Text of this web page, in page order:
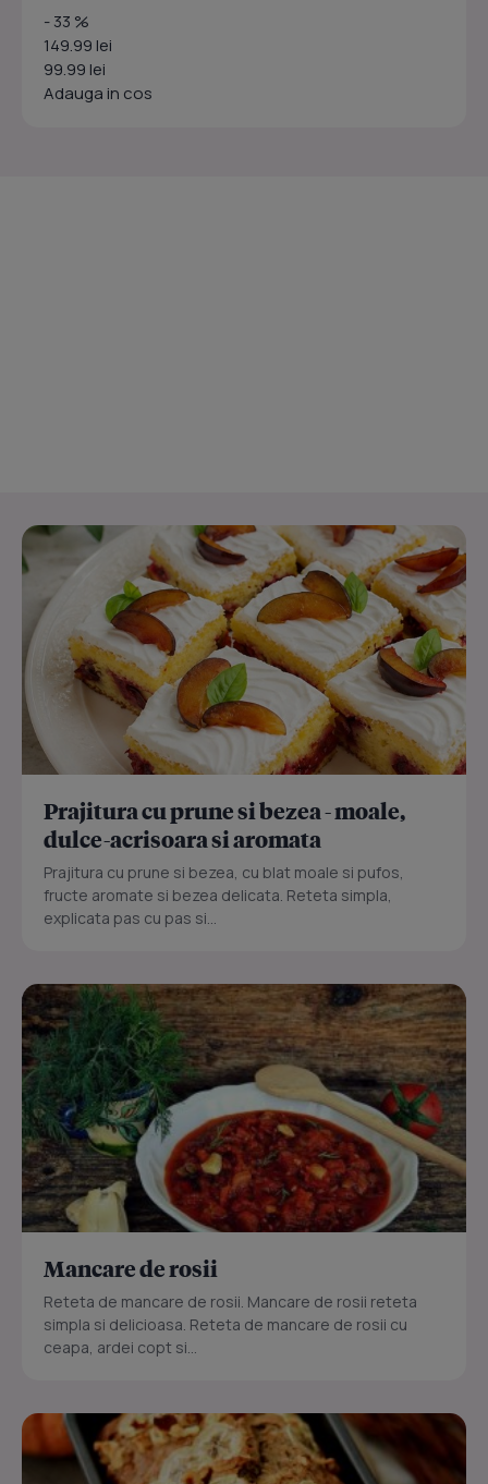
- 33 %
149.99 lei
99.99 lei
Adauga in cos
Prajitura cu prune si bezea - moale,
dulce-acrisoara si aromata
Prajitura cu prune si bezea, cu blat moale si pufos,
fructe aromate si bezea delicata. Reteta simpla,
explicata pas cu pas si...
Mancare de rosii
Reteta de mancare de rosii. Mancare de rosii reteta
simpla si delicioasa. Reteta de mancare de rosii cu
ceapa, ardei copt si...